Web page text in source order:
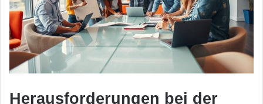
Herausforderungen bei der